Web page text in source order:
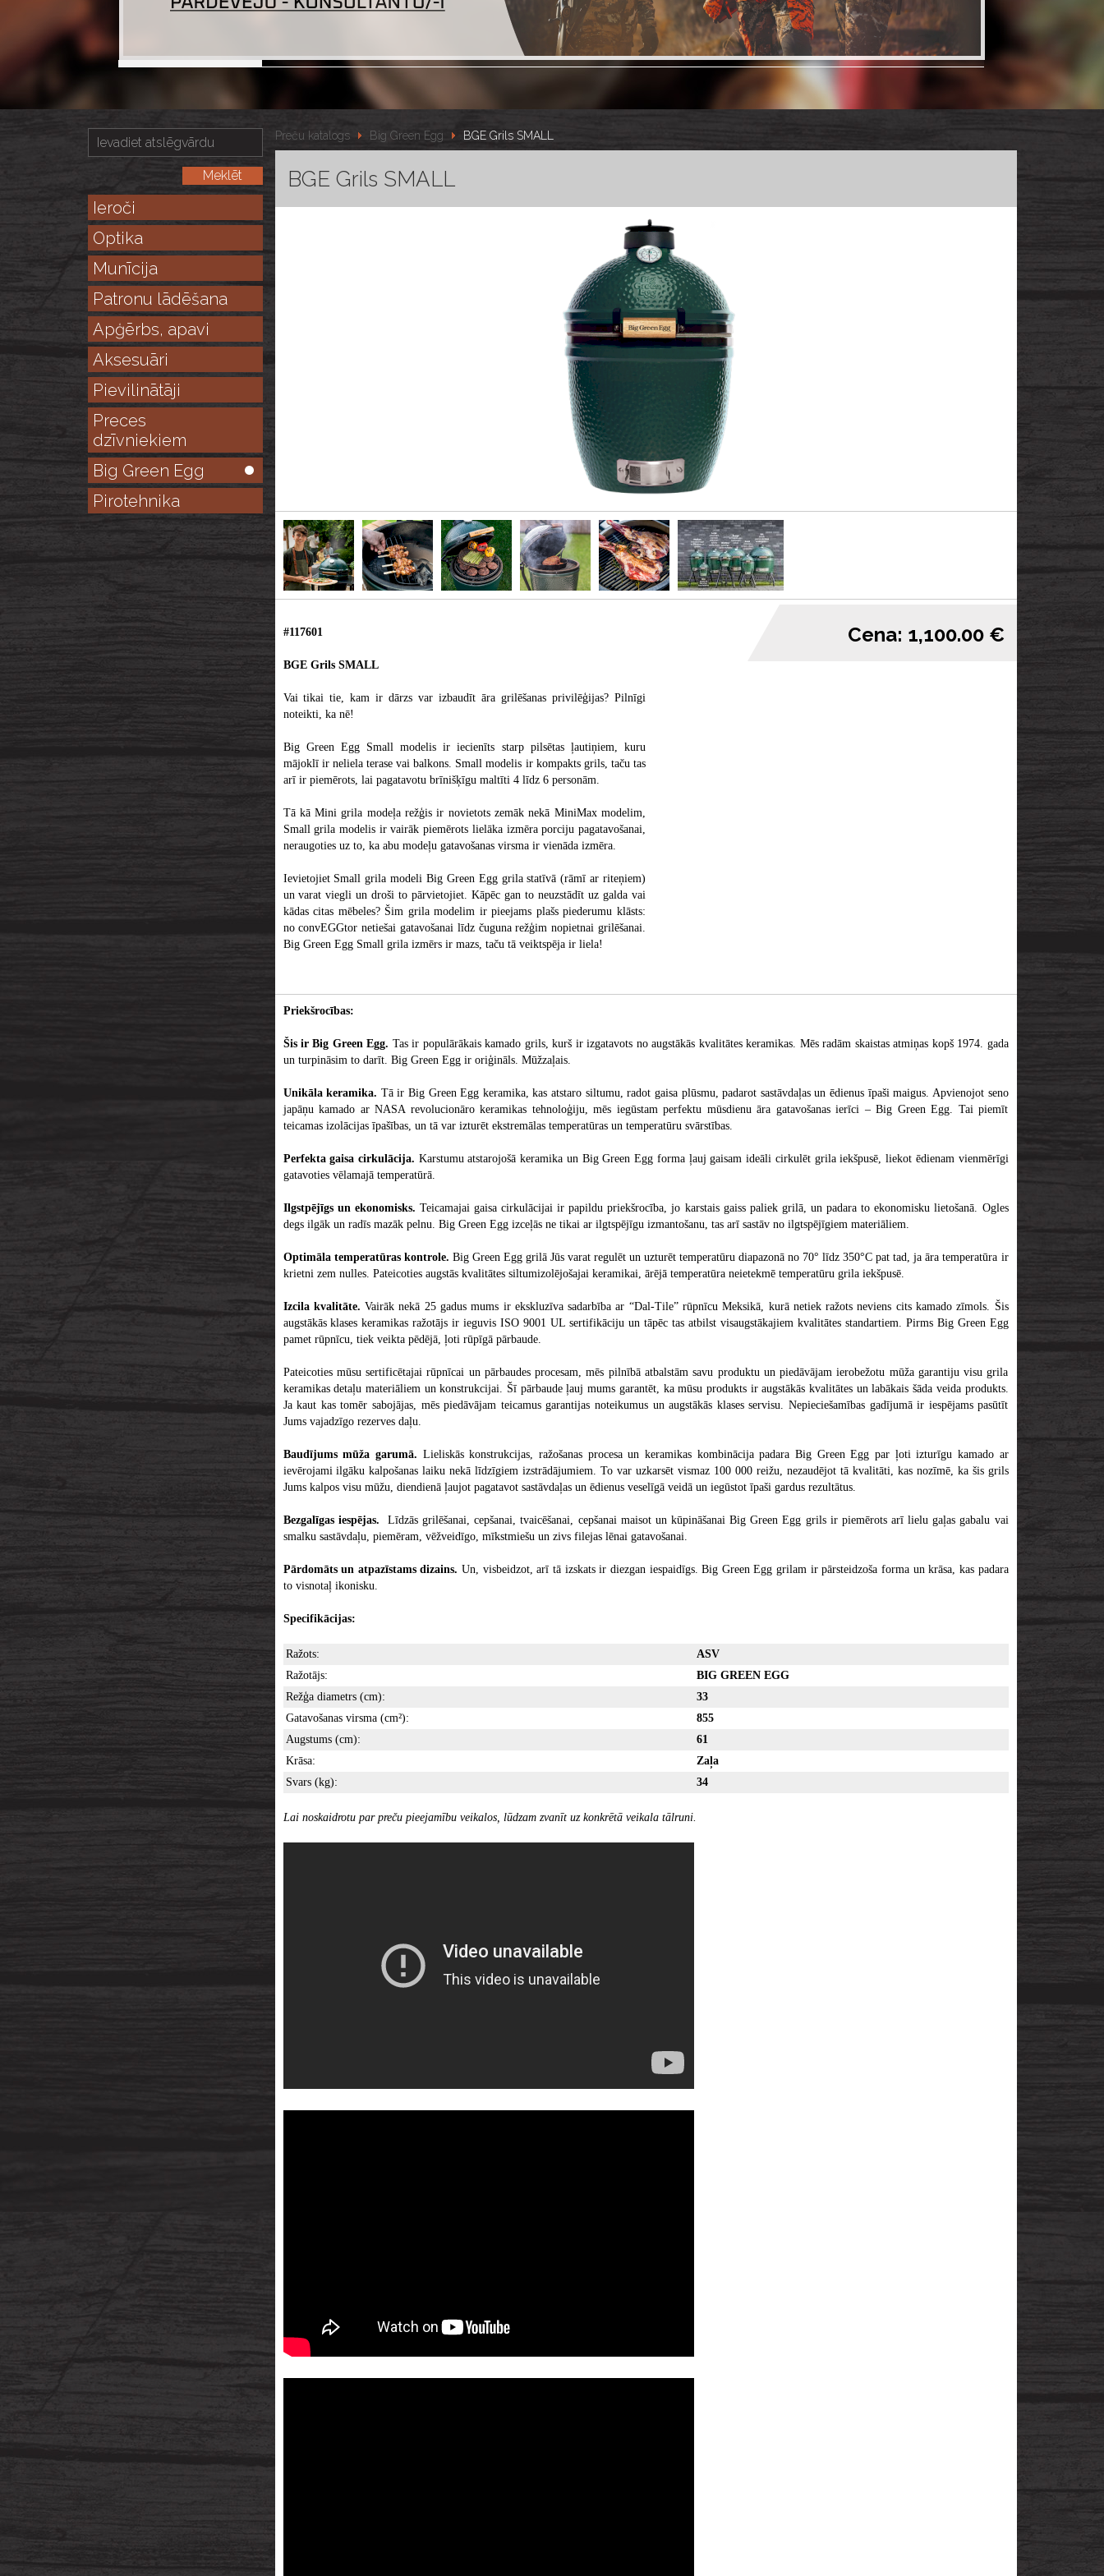
Ieroči
Optika
Munīcija
Patronu lādēšana
Apģērbs, apavi
Aksesuāri
Pievilinātāji
Preces
dzīvniekiem
Big Green Egg
Pirotehnika
Preču katalogs Big Green Egg BGE Grils SMALL
BGE Grils SMALL
#117601
BGE Grils SMALL
Vai tikai tie, kam ir dārzs var izbaudīt āra grilēšanas privilēģijas? Pilnīgi
noteikti, ka nē!
Big Green Egg Small modelis ir iecienīts starp pilsētas ļautiņiem, kuru
mājoklī ir neliela terase vai balkons. Small modelis ir kompakts grils, taču tas
arī ir piemērots, lai pagatavotu brīnišķīgu maltīti 4 līdz 6 personām.
Tā kā Mini grila modeļa režģis ir novietots zemāk nekā MiniMax modelim,
Small grila modelis ir vairāk piemērots lielāka izmēra porciju pagatavošanai,
neraugoties uz to, ka abu modeļu gatavošanas virsma ir vienāda izmēra.
Ievietojiet Small grila modeli Big Green Egg grila statīvā (rāmī ar riteņiem)
un varat viegli un droši to pārvietojiet. Kāpēc gan to neuzstādīt uz galda vai
kādas citas mēbeles? Šim grila modelim ir pieejams plašs piederumu klāsts:
no convEGGtor netiešai gatavošanai līdz čuguna režģim nopietnai grilēšanai.
Big Green Egg Small grila izmērs ir mazs, taču tā veiktspēja ir liela!
Cena: 1,100.00 €
Priekšrocības:
Šis ir Big Green Egg. Tas ir populārākais kamado grils, kurš ir izgatavots no augstākās kvalitātes keramikas. Mēs radām skaistas atmiņas kopš 1974. gada
un turpināsim to darīt. Big Green Egg ir oriģināls. Mūžzaļais.
Unikāla keramika. Tā ir Big Green Egg keramika, kas atstaro siltumu, radot gaisa plūsmu, padarot sastāvdaļas un ēdienus īpaši maigus. Apvienojot seno
japāņu kamado ar NASA revolucionāro keramikas tehnoloģiju, mēs iegūstam perfektu mūsdienu āra gatavošanas ierīci – Big Green Egg. Tai piemīt
teicamas izolācijas īpašības, un tā var izturēt ekstremālas temperatūras un temperatūru svārstības.
Perfekta gaisa cirkulācija. Karstumu atstarojošā keramika un Big Green Egg forma ļauj gaisam ideāli cirkulēt grila iekšpusē, liekot ēdienam vienmērīgi
gatavoties vēlamajā temperatūrā.
Ilgstpējīgs un ekonomisks. Teicamajai gaisa cirkulācijai ir papildu priekšrocība, jo karstais gaiss paliek grilā, un padara to ekonomisku lietošanā. Ogles
degs ilgāk un radīs mazāk pelnu. Big Green Egg izceļās ne tikai ar ilgtspējīgu izmantošanu, tas arī sastāv no ilgtspējīgiem materiāliem.
Optimāla temperatūras kontrole. Big Green Egg grilā Jūs varat regulēt un uzturēt temperatūru diapazonā no 70° līdz 350°C pat tad, ja āra temperatūra ir
krietni zem nulles. Pateicoties augstās kvalitātes siltumizolējošajai keramikai, ārējā temperatūra neietekmē temperatūru grila iekšpusē.
Izcila kvalitāte. Vairāk nekā 25 gadus mums ir ekskluzīva sadarbība ar “Dal-Tile” rūpnīcu Meksikā, kurā netiek ražots neviens cits kamado zīmols. Šis
augstākās klases keramikas ražotājs ir ieguvis ISO 9001 UL sertifikāciju un tāpēc tas atbilst visaugstākajiem kvalitātes standartiem. Pirms Big Green Egg
pamet rūpnīcu, tiek veikta pēdējā, ļoti rūpīgā pārbaude.
Pateicoties mūsu sertificētajai rūpnīcai un pārbaudes procesam, mēs pilnībā atbalstām savu produktu un piedāvājam ierobežotu mūža garantiju visu grila
keramikas detaļu materiāliem un konstrukcijai. Šī pārbaude ļauj mums garantēt, ka mūsu produkts ir augstākās kvalitātes un labākais šāda veida produkts.
Ja kaut kas tomēr sabojājas, mēs piedāvājam teicamus garantijas noteikumus un augstākās klases servisu. Nepieciešamības gadījumā ir iespējams pasūtīt
Jums vajadzīgo rezerves daļu.
Baudījums mūža garumā. Lieliskās konstrukcijas, ražošanas procesa un keramikas kombinācija padara Big Green Egg par ļoti izturīgu kamado ar
ievērojami ilgāku kalpošanas laiku nekā līdzīgiem izstrādājumiem. To var uzkarsēt vismaz 100 000 reižu, nezaudējot tā kvalitāti, kas nozīmē, ka šis grils
Jums kalpos visu mūžu, diendienā ļaujot pagatavot sastāvdaļas un ēdienus veselīgā veidā un iegūstot īpaši gardus rezultātus.
Bezgalīgas iespējas.
Līdzās grilēšanai, cepšanai, tvaicēšanai, cepšanai maisot un kūpināšanai Big Green Egg grils ir piemērots arī lielu gaļas gabalu vai
smalku sastāvdaļu, piemēram, vēžveidīgo, mīkstmiešu un zivs filejas lēnai gatavošanai.
Pārdomāts un atpazīstams dizains. Un, visbeidzot, arī tā izskats ir diezgan iespaidīgs. Big Green Egg grilam ir pārsteidzoša forma un krāsa, kas padara
to visnotaļ ikonisku.
Specifikācijas:
Ražots:
ASV
Ražotājs:
BIG GREEN EGG
Režģa diametrs (cm):
33
Gatavošanas virsma (cm²):
855
Augstums (cm):
61
Krāsa:
Zaļa
Svars (kg):
34
Lai noskaidrotu par preču pieejamību veikalos, lūdzam zvanīt uz konkrētā veikala tālruni.